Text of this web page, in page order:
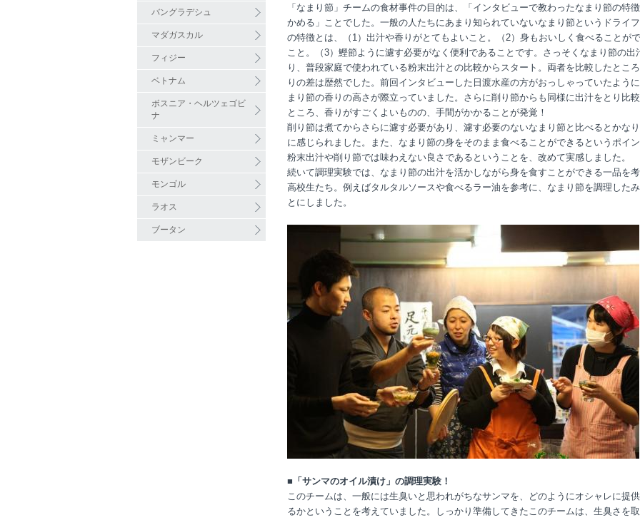
バングラデシュ
マダガスカル
フィジー
ベトナム
ボスニア・ヘルツェゴビ
ナ
ミャンマー
モザンビーク
モンゴル
ラオス
ブータン
「なまり節」チームの食材事件の目的は、「インタビューで教わったなまり節の特
かめる」ことでした。一般の人たちにあまり知られていないなまり節というドライ
の特徴とは、（1）出汁や香りがとてもよいこと。（2）身もおいしく食べることが
こと。（3）鰹節ように濾す必要がなく便利であることです。さっそくなまり節の出
り、普段家庭で使われている粉末出汁との比較からスタート。両者を比較したとこ
りの差は歴然でした。前回インタビューした日渡水産の方がおっしゃっていたよう
まり節の香りの高さが際立っていました。さらに削り節からも同様に出汁をとり比
ところ、香りがすごくよいものの、手間がかかることが発覚！
削り節は煮てからさらに濾す必要があり、濾す必要のないなまり節と比べるとかな
に感じられました。また、なまり節の身をそのまま食べることができるというポイ
粉末出汁や削り節では味わえない良さであるということを、改めて実感しました。
続いて調理実験では、なまり節の出汁を活かしながら身を食すことができる一品を
高校生たち。例えばタルタルソースや食べるラー油を参考に、なまり節を調理したみ
とにしました。
■「サンマのオイル漬け」の調理実験！
このチームは、一般には生臭いと思われがちなサンマを、どのようにオシャレに提供
るかということを考えていました。しっかり準備してきたこのチームは、生臭さを